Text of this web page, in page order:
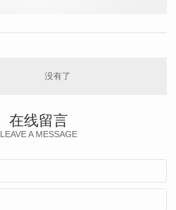
没有了
在线留言
LEAVE A MESSAGE